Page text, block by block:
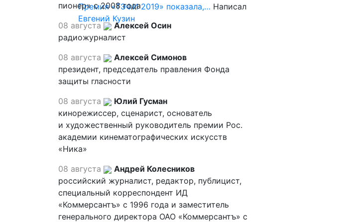
Премия «ТЭФИ 2019» показала,… Написал
Евгений Кузин
пионер» с 2008 года
08 августа
Алексей Осин
радиожурналист
08 августа
Алексей Симонов
президент, председатель правления Фонда
защиты гласности
08 августа
Юлий Гусман
кинорежиссер, сценарист, основатель
и художественный руководитель премии Рос.
академии кинематографических искусств
«Ника»
08 августа
Андрей Колесников
российский журналист, редактор, публицист,
специальный корреспондент ИД
«Коммерсантъ» с 1996 года и заместитель
генерального директора ОАО «Коммерсантъ» с